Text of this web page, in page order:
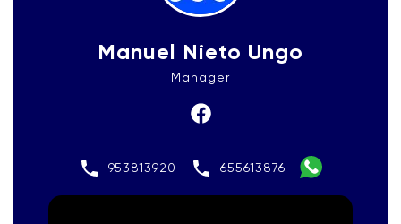
Manuel Nieto Ungo
Manager
953813920 655613876